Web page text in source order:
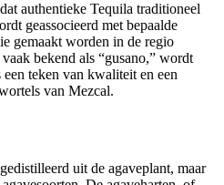
authentieke Tequila traditioneel
geassocieerd met bepaalde
gemaakt worden in de regio
bekend als “gusano,” wordt
teken van kwaliteit en een
van Mezcal.
uit de agaveplant, maar